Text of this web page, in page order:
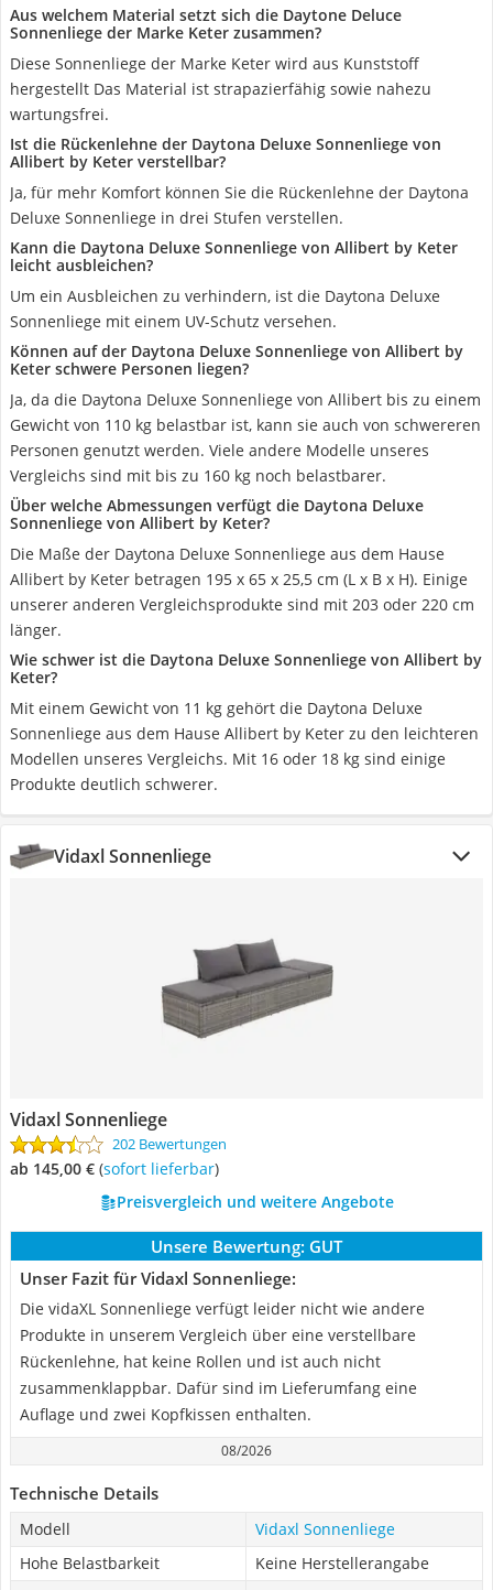
Aus welchem Material setzt sich die Daytone Deluce
Sonnenliege der Marke Keter zusammen?
Diese Sonnenliege der Marke Keter wird aus Kunststoff
hergestellt Das Material ist strapazierfähig sowie nahezu
wartungsfrei.
Ist die Rückenlehne der Daytona Deluxe Sonnenliege von
Allibert by Keter verstellbar?
Ja, für mehr Komfort können Sie die Rückenlehne der Daytona
Deluxe Sonnenliege in drei Stufen verstellen.
Kann die Daytona Deluxe Sonnenliege von Allibert by Keter
leicht ausbleichen?
Um ein Ausbleichen zu verhindern, ist die Daytona Deluxe
Sonnenliege mit einem UV-Schutz versehen.
Können auf der Daytona Deluxe Sonnenliege von Allibert by
Keter schwere Personen liegen?
Ja, da die Daytona Deluxe Sonnenliege von Allibert bis zu einem
Gewicht von 110 kg belastbar ist, kann sie auch von schwereren
Personen genutzt werden. Viele andere Modelle unseres
Vergleichs sind mit bis zu 160 kg noch belastbarer.
Über welche Abmessungen verfügt die Daytona Deluxe
Sonnenliege von Allibert by Keter?
Die Maße der Daytona Deluxe Sonnenliege aus dem Hause
Allibert by Keter betragen 195 x 65 x 25,5 cm (L x B x H). Einige
unserer anderen Vergleichsprodukte sind mit 203 oder 220 cm
länger.
Wie schwer ist die Daytona Deluxe Sonnenliege von Allibert by
Keter?
Mit einem Gewicht von 11 kg gehört die Daytona Deluxe
Sonnenliege aus dem Hause Allibert by Keter zu den leichteren
Modellen unseres Vergleichs. Mit 16 oder 18 kg sind einige
Produkte deutlich schwerer.
Vidaxl Sonnenliege
Vidaxl Sonnenliege
202 Bewertungen
ab 145,00 € ( Sofort lieferbar)
Preisvergleich und weitere Angebote
Unsere Bewertung: GUT
Unser Fazit für Vidaxl Sonnenliege:
Die vidaXL Sonnenliege verfügt leider nicht wie andere
Produkte in unserem Vergleich über eine verstellbare
Rückenlehne, hat keine Rollen und ist auch nicht
zusammenklappbar. Dafür sind im Lieferumfang eine
Auflage und zwei Kopfkissen enthalten.
08/2026
Technische Details
Modell
Vidaxl Sonnenliege
Hohe Belastbarkeit
Keine Herstellerangabe